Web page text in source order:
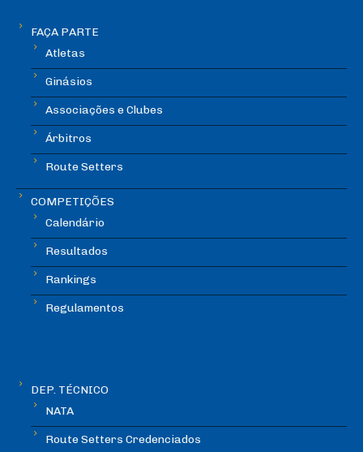
FAÇA PARTE
Atletas
Ginásios
Associações e Clubes
Árbitros
Route Setters
COMPETIÇÕES
Calendário
Resultados
Rankings
Regulamentos
DEP. TÉCNICO
NATA
Route Setters Credenciados